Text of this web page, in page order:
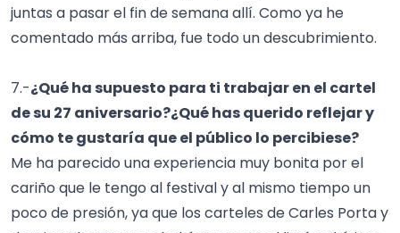
juntas a pasar el fin de semana allí. Como ya he
comentado más arriba, fue todo un descubrimiento.
7.-¿Qué ha supuesto para ti trabajar en el cartel
de su 27 aniversario?¿Qué has querido reflejar y
cómo te gustaría que el público lo percibiese?
Me ha parecido una experiencia muy bonita por el
cariño que le tengo al festival y al mismo tiempo un
poco de presión, ya que los carteles de Carles Porta y